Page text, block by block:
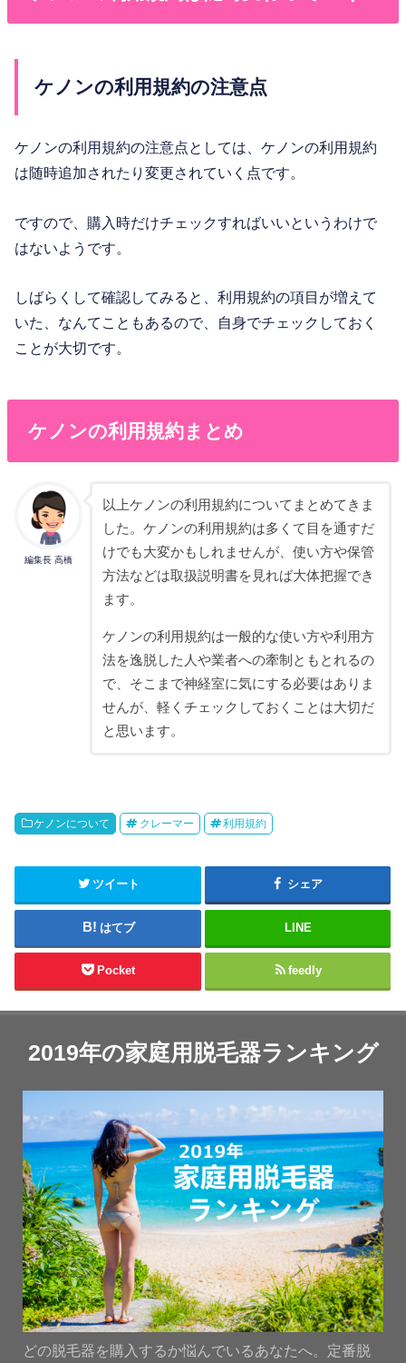
ケノンの利用規約の注意点
ケノンの利用規約の注意点としては、ケノンの利用規約
は随時追加されたり変更されていく点です。
ですので、購入時だけチェックすればいいというわけで
はないようです。
しばらくして確認してみると、利用規約の項目が増えて
いた、なんてこともあるので、自身でチェックしておく
ことが大切です。
ケノンの利用規約まとめ
編集長 高橋
以上ケノンの利用規約についてまとめてきま
した。ケノンの利用規約は多くて目を通すだ
けでも大変かもしれませんが、使い方や保管
方法などは取扱説明書を見れば大体把握でき
ます。
ケノンの利用規約は一般的な使い方や利用方
法を逸脱した人や業者への牽制ともとれるの
で、そこまで神経室に気にする必要はありま
せんが、軽くチェックしておくことは大切だ
と思います。
ケノンについて クレーマー 利用規約
ツイート シェア
はてブ LINE
Pocket feedly
2019年の家庭用脱毛器ランキング
どの脱毛器を購入するか悩んでいるあなたへ。定番脱